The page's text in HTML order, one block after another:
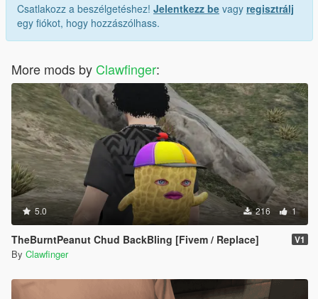
Csatlakozz a beszélgetéshez! Jelentkezz be vagy regisztrálj
egy fiókot, hogy hozzászólhass.
More mods by Clawfinger:
5.0 216 1
TheBurntPeanut Chud BackBling [Fivem / Replace] V1
By Clawfinger